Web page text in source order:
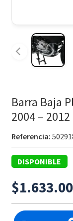
Barra Baja
2004 – 2012
Referencia:
DISPONIBLE
$